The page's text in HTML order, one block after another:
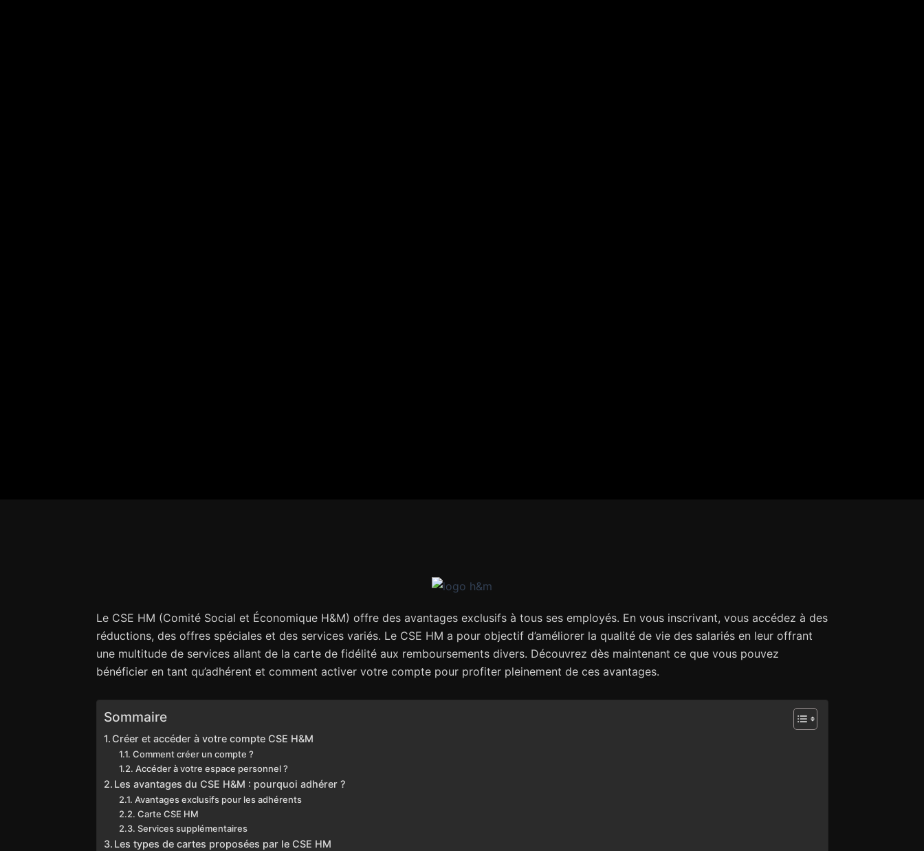
Le CSE HM (Comité Social et Économique H&M) offre des avantages exclusifs à tous ses employés. En vous inscrivant, vous accédez à des
réductions, des offres spéciales et des services variés. Le CSE HM a pour objectif d’améliorer la qualité de vie des salariés en leur offrant
une multitude de services allant de la carte de fidélité aux remboursements divers. Découvrez dès maintenant ce que vous pouvez
bénéficier en tant qu’adhérent et comment activer votre compte pour profiter pleinement de ces avantages.
Sommaire
Créer et accéder à votre compte CSE H&M
Comment créer un compte ?
Accéder à votre espace personnel ?
Les avantages du CSE H&M : pourquoi adhérer ?
Avantages exclusifs pour les adhérents
Carte CSE HM
Services supplémentaires
Les types de cartes proposées par le CSE HM